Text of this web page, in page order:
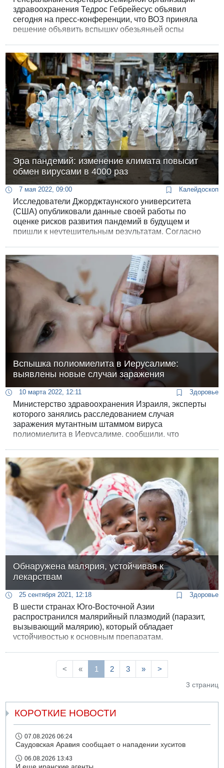
здравоохранения Тедрос Гебрейесус объявил
сегодня на пресс-конференции, что ВОЗ приняла
решение объявить вспышку обезьяньей оспы
значение”. В последний раз чрезвычайную ситуацию
международного масштаба ВОЗ объявляла в
январе 2020 года по поводу эпидемии
коронавируса.
Эра пандемий: изменение климата повысит
обмен вирусами в 4000 раз
7 мая 2022, 09:00 Калейдоскоп
Исследователи Джорджтаунского университета
(США) опубликовали данные своей работы по
оценке рисков развития пандемий в будущем и
пришли к неутешительным результатам. Согласно
их передачу человеку, увеличится в 4000 раз.
Вспышка полиомиелита в Иерусалиме:
выявлены новые случаи заражения
10 марта 2022, 12:11 Здоровье
Министерство здравоохранения Израиля, эксперты
которого занялись расследованием случая
заражения мутантным штаммом вируса
полиомиелита в Иерусалиме, сообщили, что
Обнаружена малярия, устойчивая к
лекарствам
25 сентября 2021, 12:18 Здоровье
В шести странах Юго-Восточной Азии
распространился малярийный плазмодий (паразит,
вызывающий малярию), который обладает
устойчивостью к основным препаратам,
появилась в Африке и с помощью комаров-
переносчиков начала распространяться дальше по
< « 1 2 3 » >
3 страниц
КОРОТКИЕ НОВОСТИ
07.08.2026 06:24
Саудовская Аравия сообщает о нападении хуситов
06.08.2026 13:43